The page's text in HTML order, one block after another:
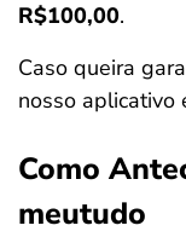
R$100,00.
Caso queira
nosso aplicativo
Como
meutudo